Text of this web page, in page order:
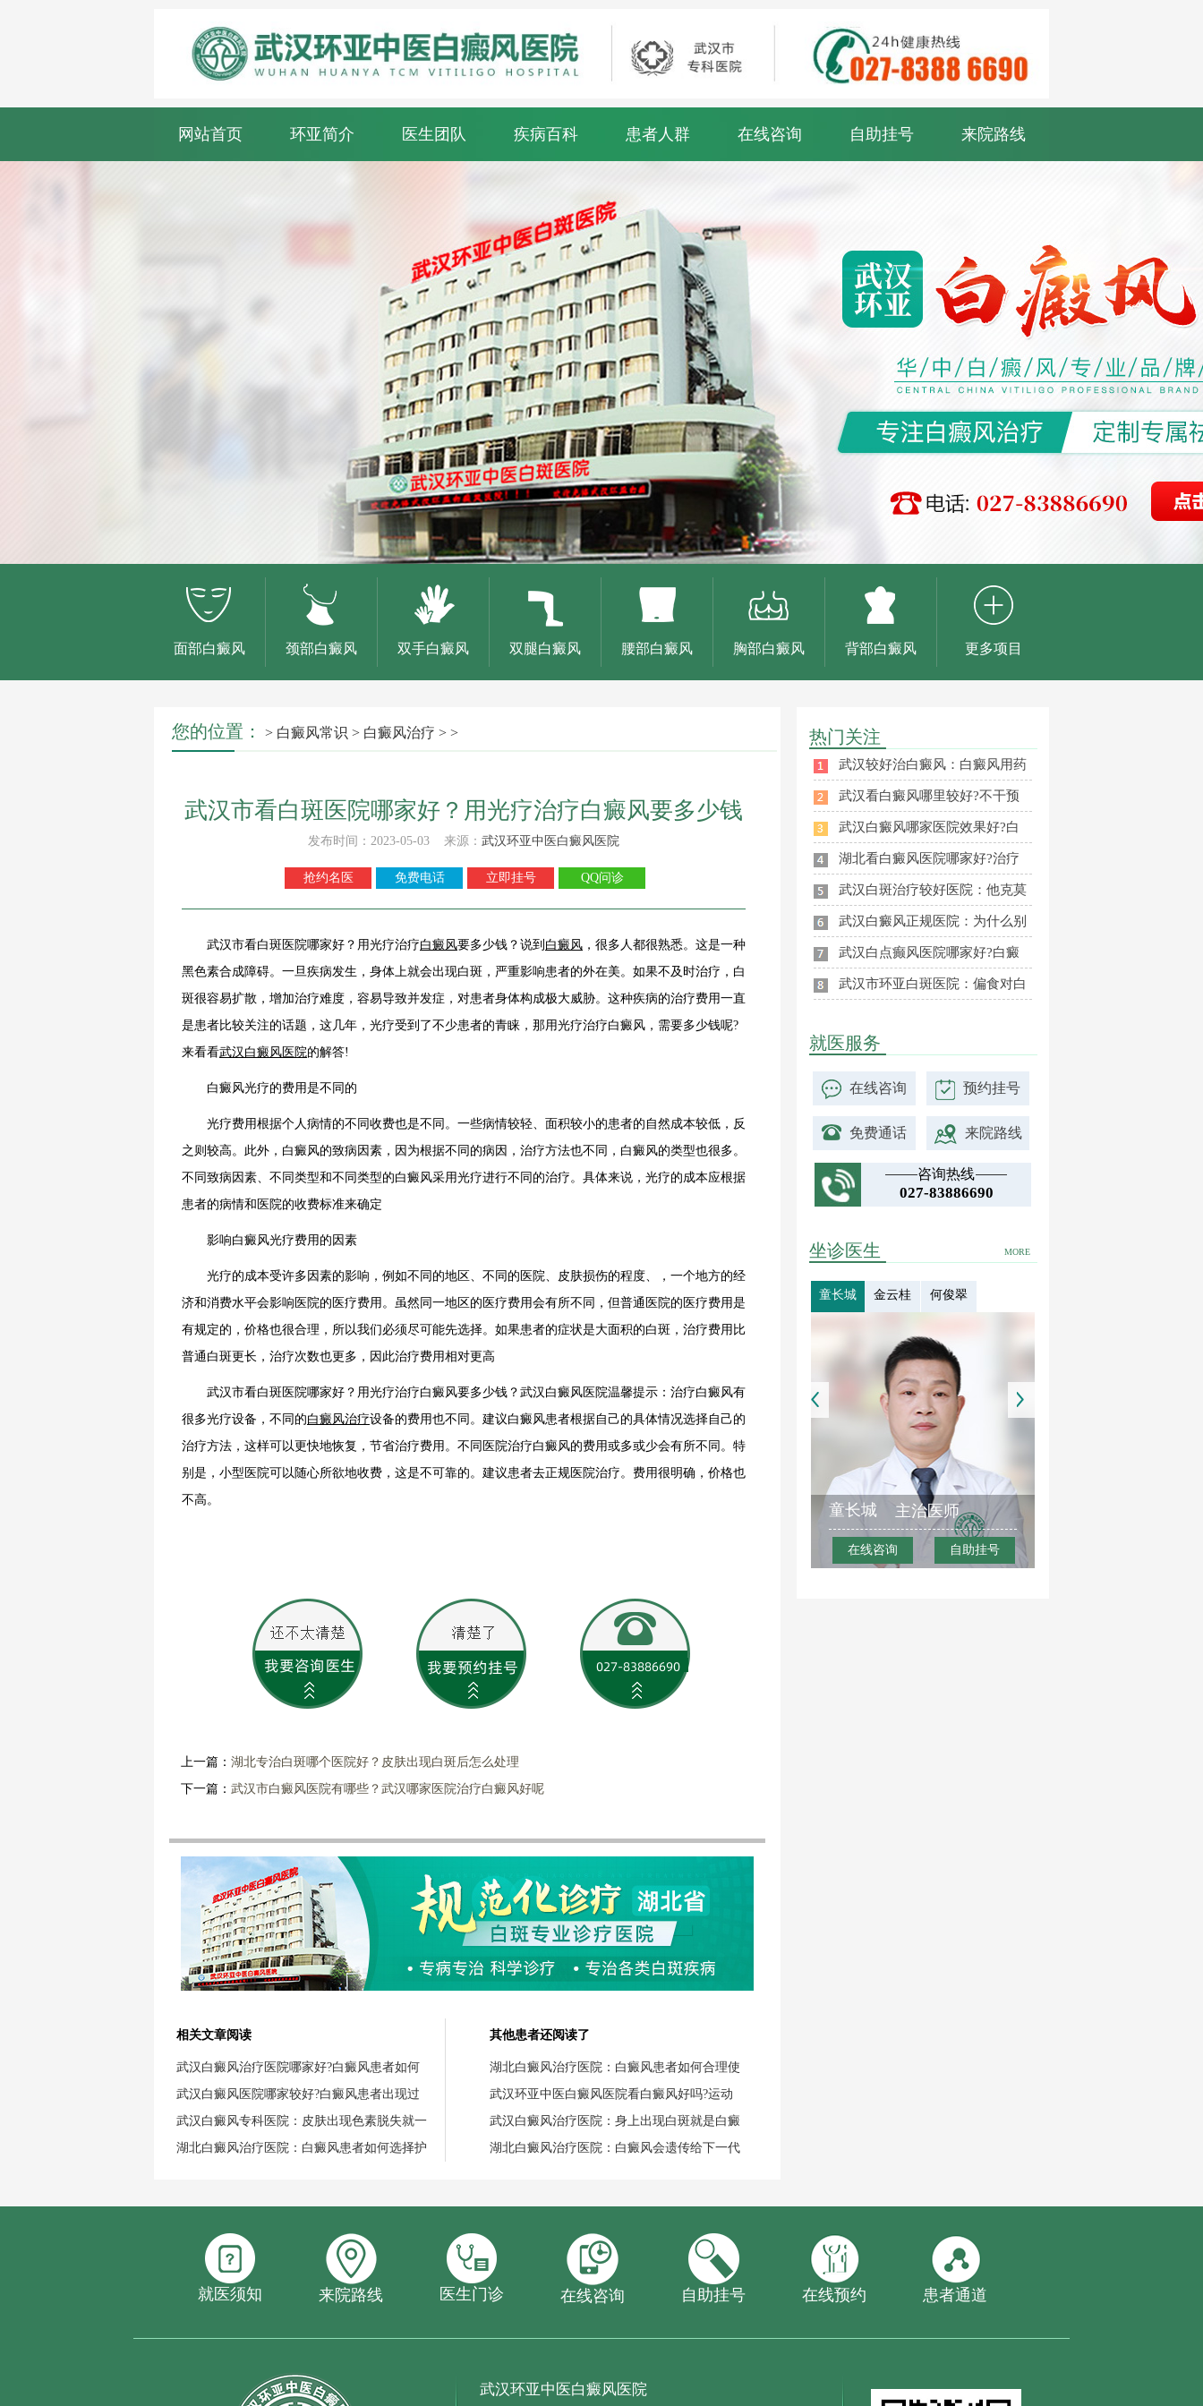
网站首页 环亚简介 医生团队 疾病百科 患者人群 在线咨询 自助挂号 来院路线
面部白癜风 颈部白癜风 双手白癜风 双腿白癜风 腰部白癜风 胸部白癜风 背部白癜风 更多项目
您的位置： > 白癜风常识 > 白癜风治疗 > >
武汉市看白斑医院哪家好？用光疗治疗白癜风要多少钱
发布时间：2023-05-03 来源： 武汉环亚中医白癜风医院
抢约名医 免费电话 立即挂号 QQ问诊
武汉市看白斑医院哪家好？用光疗治疗白癜风要多少钱？说到 白癜风 ，很多人都很熟悉。这是一种
黑色素合成障碍。一旦疾病发生，身体上就会出现白斑，严重影响患者的外在美。如果不及时治疗，白
斑很容易扩散，增加治疗难度，容易导致并发症，对患者身体构成极大威胁。这种疾病的治疗费用一直
是患者比较关注的话题，这几年，光疗受到了不少患者的青睐，那用光疗治疗白癜风，需要多少钱呢?
来看看武汉白癜风医院的解答!
白癜风光疗的费用是不同的
光疗费用根据个人病情的不同收费也是不同。一些病情较轻、面积较小的患者的自然成本较低，反
之则较高。此外，白癜风的致病因素，因为根据不同的病因，治疗方法也不同，白癜风的类型也很多。
不同致病因素、不同类型和不同类型的白癜风采用光疗进行不同的治疗。具体来说，光疗的成本应根据
患者的病情和医院的收费标准来确定
影响白癜风光疗费用的因素
光疗的成本受许多因素的影响，例如不同的地区、不同的医院、皮肤损伤的程度、，一个地方的经
济和消费水平会影响医院的医疗费用。虽然同一地区的医疗费用会有所不同，但普通医院的医疗费用是
有规定的，价格也很合理，所以我们必须尽可能先选择。如果患者的症状是大面积的白斑，治疗费用比
普通白斑更长，治疗次数也更多，因此治疗费用相对更高
武汉市看白斑医院哪家好？用光疗治疗白癜风要多少钱？武汉白癜风医院温馨提示：治疗白癜风有
很多光疗设备，不同的白癜风治疗设备的费用也不同。建议白癜风患者根据自己的具体情况选择自己的
治疗方法，这样可以更快地恢复，节省治疗费用。不同医院治疗白癜风的费用或多或少会有所不同。特
别是，小型医院可以随心所欲地收费，这是不可靠的。建议患者去正规医院治疗。费用很明确，价格也
不高。
上一篇： 湖北专治白斑哪个医院好？皮肤出现白斑后怎么处理
下一篇： 武汉市白癜风医院有哪些？武汉哪家医院治疗白癜风好呢
相关文章阅读
武汉白癜风治疗医院哪家好?白癜风患者如何
武汉白癜风医院哪家较好?白癜风患者出现过
武汉白癜风专科医院：皮肤出现色素脱失就一
湖北白癜风治疗医院：白癜风患者如何选择护
其他患者还阅读了
湖北白癜风治疗医院：白癜风患者如何合理使
武汉环亚中医白癜风医院看白癜风好吗?运动
武汉白癜风治疗医院：身上出现白斑就是白癜
湖北白癜风治疗医院：白癜风会遗传给下一代
热门关注
武汉较好治白癜风：白癜风用药
武汉看白癜风哪里较好?不干预
武汉白癜风哪家医院效果好?白
湖北看白癜风医院哪家好?治疗
武汉白斑治疗较好医院：他克莫
武汉白癜风正规医院：为什么别
武汉白点癫风医院哪家好?白癜
武汉市环亚白斑医院：偏食对白
就医服务
在线咨询 预约挂号
免费通话 来院路线
咨询热线
027-83886690
MORE
坐诊医生
童长城 金云桂 何俊翠
童长城 主治医师
在线咨询 自助挂号
就医须知 来院路线 医生门诊 在线咨询 自助挂号 在线预约 患者通道
武汉环亚中医白癜风医院